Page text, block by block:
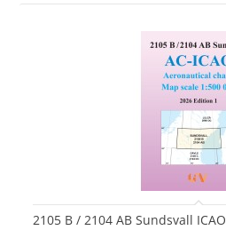
2105 B / 2104 AB Sundsvall ICAO